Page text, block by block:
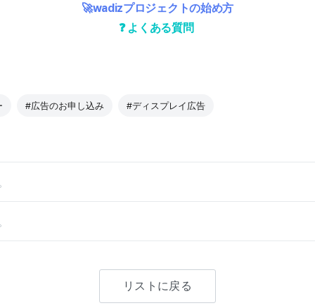
🚀wadizプロジェクトの始め方
❓ よくある質問
#広告のお申し込み #ディスプレイ広告
リストに戻る